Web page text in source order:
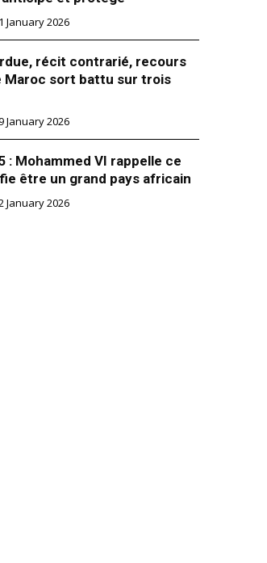
nos
les deux
aux
à vous car
January 2026
récit contrarié, recours
Maroc sort battu sur trois
January 2026
: Mohammed VI rappelle ce
être un grand pays africain
January 2026